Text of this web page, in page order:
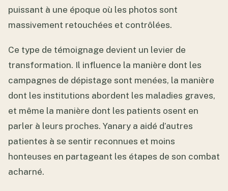
puissant à une époque où les photos sont
massivement retouchées et contrôlées.
Ce type de témoignage devient un levier de
transformation. Il influence la manière dont les
campagnes de dépistage sont menées, la manière
dont les institutions abordent les maladies graves,
et même la manière dont les patients osent en
parler à leurs proches. Yanary a aidé d’autres
patientes à se sentir reconnues et moins
honteuses en partageant les étapes de son combat
acharné.